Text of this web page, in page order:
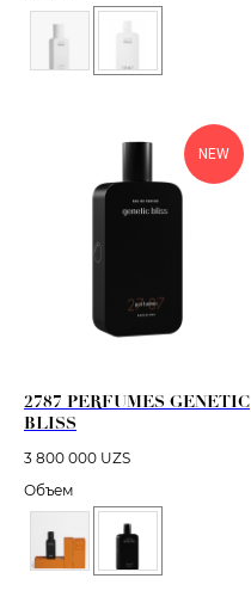
NEW
2787 PERFUMES GENETIC
BLISS
3 800 000 UZS
Объем